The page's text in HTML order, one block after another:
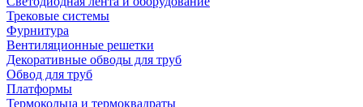
Трековые системы
Фурнитура
Вентиляционные решетки
Декоративные обводы для труб
Обвод для труб
Платформы
Термокольца и термоквадраты